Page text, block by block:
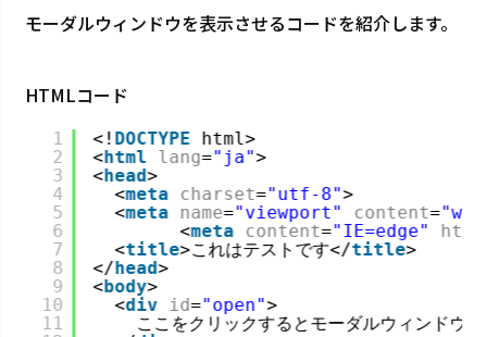
モーダルウィンドウを表示させるコードを紹介します。
HTMLコード
1
2
3
4
5
6
7
8
9
10
11
<! DOCTYPE html>
<html lang="ja">
<head>
<meta charset="utf-8">
<meta name="viewport" content=
<meta content="IE=edge"
<title>これはテストです</title>
</head>
<body>
<div id="open">
ここをクリックするとモーダルウィンドウ